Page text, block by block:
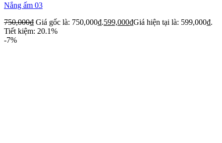
Nắng ấm 03
750,000₫ Giá gốc là: 750,000₫.599,000₫Giá hiện tại là: 599,000₫.
Tiết kiệm: 20.1%
-7%